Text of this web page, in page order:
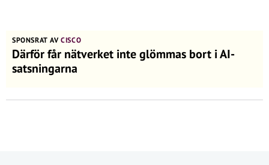
SPONSRAT AVCISCO
Därför får nätverket inte glömmas bort i AI-
satsningarna